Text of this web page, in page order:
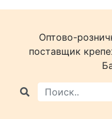
Оптово-
поставщик